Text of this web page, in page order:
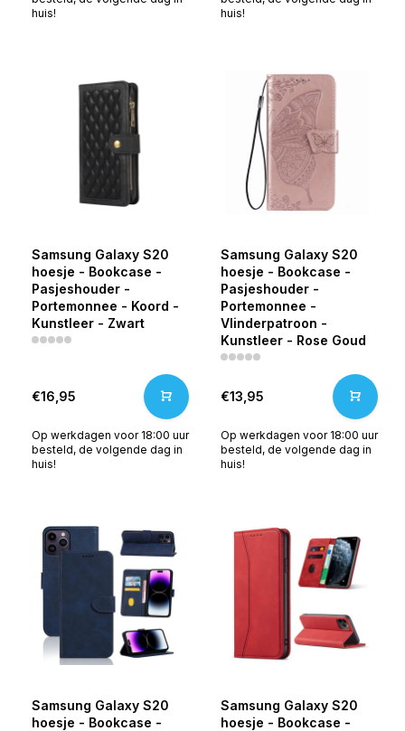
huis!
huis!
Samsung Galaxy S20
hoesje - Bookcase -
Pasjeshouder -
Portemonnee - Koord -
Kunstleer - Zwart
€16,95
Op werkdagen voor 18:00 uur
besteld, de volgende dag in
huis!
Samsung Galaxy S20
hoesje - Bookcase -
Pasjeshouder -
Portemonnee -
Vlinderpatroon -
Kunstleer - Rose Goud
€13,95
Op werkdagen voor 18:00 uur
besteld, de volgende dag in
huis!
Samsung Galaxy S20
hoesje - Bookcase -
Samsung Galaxy S20
hoesje - Bookcase -